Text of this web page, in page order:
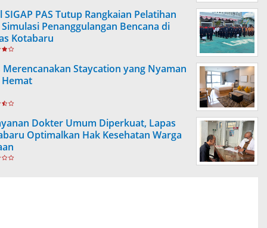
SIGAP PAS Tutup Rangkaian Pelatihan
Penanggulangan Bencana di
Kotabaru
Merencanakan Staycation yang Nyaman
Dokter Umum Diperkuat, Lapas
Optimalkan Hak Kesehatan Warga